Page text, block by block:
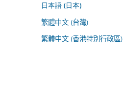
日本語 (日本)
繁體中文 (台灣)
繁體中文 (香港特別行政區)